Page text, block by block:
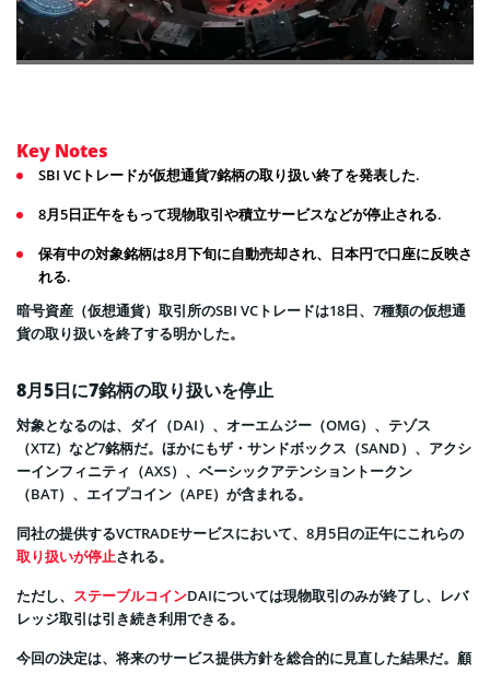
Key Notes
SBI VCトレードが仮想通貨7銘柄の取り扱い終了を発表した.
8月5日正午をもって現物取引や積立サービスなどが停止される.
保有中の対象銘柄は8月下旬に自動売却され、日本円で口座に反映さ
れる.
暗号資産（仮想通貨）取引所のSBI VCトレードは18日、7種類の仮想通
貨の取り扱いを終了する明かした。
8月5日に7銘柄の取り扱いを停止
対象となるのは、ダイ（DAI）、オーエムジー（OMG）、テゾス
（XTZ）など7銘柄だ。ほかにもザ・サンドボックス（SAND）、アクシ
ーインフィニティ（AXS）、ベーシックアテンショントークン
（BAT）、エイプコイン（APE）が含まれる。
同社の提供するVCTRADEサービスにおいて、8月5日の正午にこれらの
取り扱いが停止される。
ただし、 ステーブルコインDAIについては現物取引のみが終了し、レバ
レッジ取引は引き続き利用できる。
今回の決定は、将来のサービス提供方針を総合的に見直した結果だ。顧